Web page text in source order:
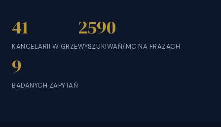
41
KANCELARII W GRZE
2590
WYSZUKIWAŃ/MC NA FRAZACH
9
BADANYCH ZAPYTAŃ